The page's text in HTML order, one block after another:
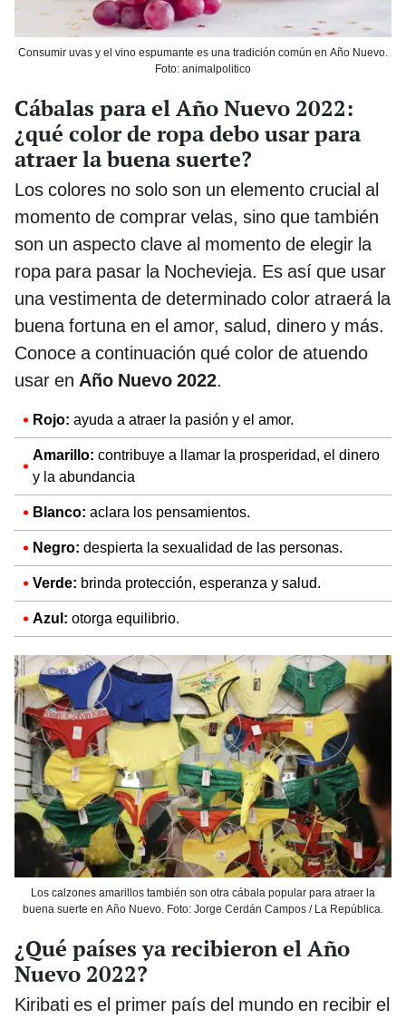
Consumir uvas y el vino espumante es una tradición común en Año Nuevo.
Foto: animalpolitico
Cábalas para el Año Nuevo 2022:
¿qué color de ropa debo usar para
atraer la buena suerte?
Los colores no solo son un elemento crucial al
momento de comprar velas, sino que también
son un aspecto clave al momento de elegir la
ropa para pasar la Nochevieja. Es así que usar
una vestimenta de determinado color atraerá la
buena fortuna en el amor, salud, dinero y más.
Conoce a continuación qué color de atuendo
usar en Año Nuevo 2022.
Rojo: ayuda a atraer la pasión y el amor.
Amarillo: contribuye a
llamar la prosperidad, el dinero
y la abundancia
Blanco: aclara los pensamientos.
Negro: despierta la sexualidad de las personas.
Verde: brinda protección, esperanza y salud.
Azul: otorga equilibrio.
Los calzones amarillos también son otra cábala popular para atraer la
buena suerte en Año Nuevo. Foto: Jorge Cerdán Campos / La República.
¿Qué países ya recibieron el Año
Nuevo 2022?
Kiribati es el primer país del mundo en recibir el